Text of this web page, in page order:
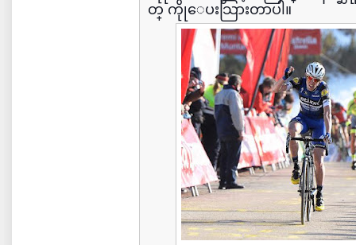
တ္ ကိုုေပးသြားတာပါ။